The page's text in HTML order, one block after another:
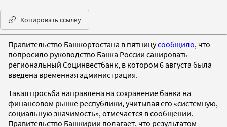
Копировать ссылку
Правительство Башкортостана в пятницусообщило, что
попросило руководство Банка России санировать
региональный Социнвестбанк, в котором 6 августа была
введена временная администрация.
Такая просьба направлена на сохранение банка на
финансовом рынке республики, учитывая его «системную,
социальную значимость», отмечается в сообщении.
Правительство Башкирии полагает, что результатом